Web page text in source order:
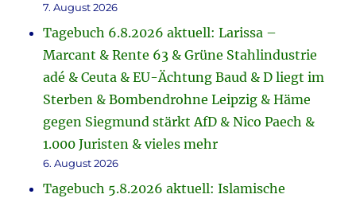
7. August 2026
Tagebuch 6.8.2026 aktuell: Larissa –
Marcant & Rente 63 & Grüne Stahlindustrie
adé & Ceuta & EU-Ächtung Baud & D liegt im
Sterben & Bombendrohne Leipzig & Häme
gegen Siegmund stärkt AfD & Nico Paech &
1.000 Juristen & vieles mehr
6. August 2026
Tagebuch 5.8.2026 aktuell: Islamische